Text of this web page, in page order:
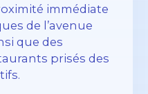
immédiate
de l’avenue
que des
prisés des